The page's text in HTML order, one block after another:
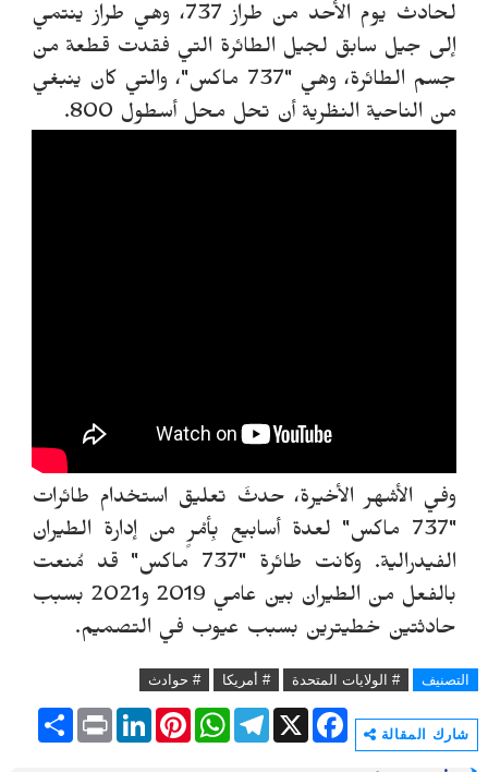
لحادث يوم الأحد من طراز 737، وهي طراز ينتمي
إلى جيل سابق لجيل الطائرة التي فقدت قطعة من
جسم الطائرة، وهي "737 ماكس"، والتي كان ينبغي
من الناحية النظرية أن تحل محل أسطول 800.
وفي الأشهر الأخيرة، حدثَ تعليق استخدام طائرات
"737 ماكس" لعدة أسابيع بِأمْرٍ من إدارة الطيران
الفيدرالية. وكانت طائرة "737 ماكس" قد مُنعت
بالفعل من الطيران بين عامي 2019 و2021 بسبب
حادثتين خطيترين بسبب عيوب في التصميم.
التصنيف # الولايات المتحدة # أمريكا # حوادث
شارك المقالة
S
h
P
r
L
P
W
h
T
e
X
F
a